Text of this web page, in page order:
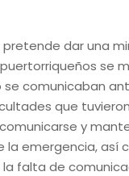
dar una
se
comunicaban
que
y
la emergencia, así
falta de